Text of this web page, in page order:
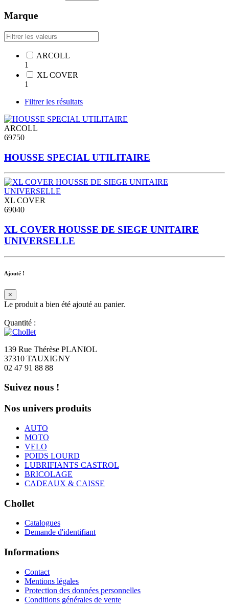
Marque
ARCOLL
1
XL COVER
1
Filtrer les résultats
ARCOLL
69750
HOUSSE SPECIAL UTILITAIRE
XL COVER
69040
XL COVER HOUSSE DE SIEGE UNITAIRE
UNIVERSELLE
Ajouté !
×
Le produit a bien été ajouté au panier.
Quantité :
139 Rue Thérèse PLANIOL
37310 TAUXIGNY
02 47 91 88 88
Suivez nous !
Nos univers produits
AUTO
MOTO
VELO
POIDS LOURD
LUBRIFIANTS CASTROL
BRICOLAGE
CADEAUX & CAISSE
Chollet
Catalogues
Demande d'identifiant
Informations
Contact
Mentions légales
Protection des données personnelles
Conditions générales de vente